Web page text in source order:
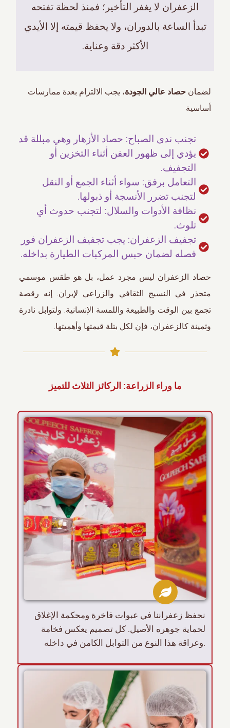
الزعفران لا يغفر التأخير؛ فمنذ لحظة تفتحه
تبدأ الساعة بالدوران، ولا يحفظ قيمته إلا الأيدي
الأكثر دقة وعناية.
لضمانحصاد عالي الجودة، يجب الالتزام بعدة ممارسات
أساسية
تجنب ندى الصباح: حصاد الأزهار وهي مبللة قد
يؤدي إلى ظهور العفن أثناء التخزين أو
التجفيف.
التعامل برفق: سواء أثناء الجمع أو النقل
لتجنب تضرر الأنسجة أو ذبولها.
نظافة الأدوات والسلال: لتجنب حدوث أي
تلوث.
تجفيف الزعفران: يجب تجفيف الزعفران فور
فصله لضمان حبس المركبات الطيارة بداخله.
حصاد الزعفران ليس مجرد عمل، بل هو طقس موسمي
متجذر في النسيج الثقافي والزراعي لإيران. إنه رقصة
تجمع بين الوقت والطبيعة واللمسة الإنسانية. ولتوابل نادرة
وثمينة كالزعفران، فإن لكل بتلة قيمتها وأهميتها.
ما وراء الزراعة: الركائز الثلاث للتميز
نحفظ زعفراننا في عبوات فاخرة ومحكمة الإغلاق
لحماية جوهره الأصيل. كل تصميم يعكس فخامة
وعراقة هذا النوع من التوابل الكامن في داخله.